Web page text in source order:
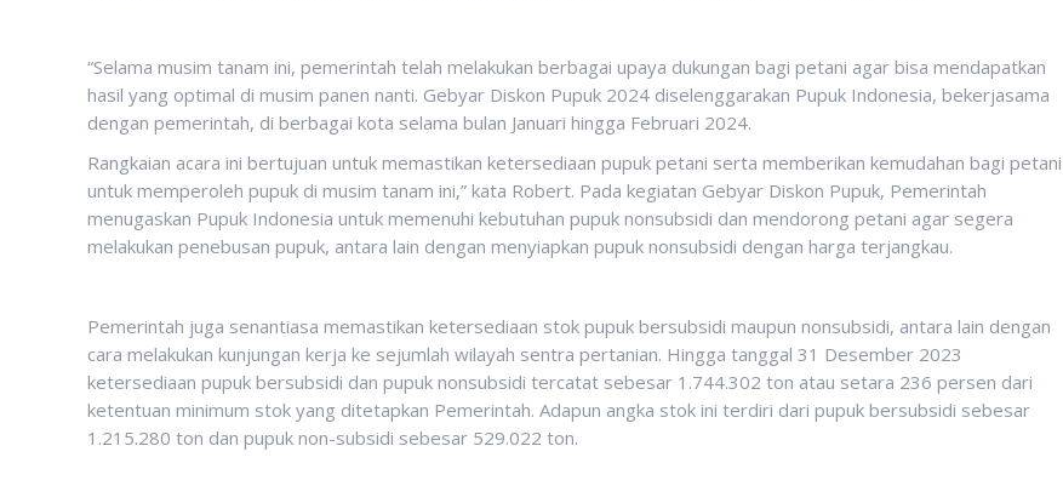
“Selama musim tanam ini, pemerintah telah melakukan berbagai upaya dukungan bagi petani agar bisa mendapatkan
hasil yang optimal di musim panen nanti. Gebyar Diskon Pupuk 2024 diselenggarakan Pupuk Indonesia, bekerjasama
dengan pemerintah, di berbagai kota selama bulan Januari hingga Februari 2024.
Rangkaian acara ini bertujuan untuk memastikan ketersediaan pupuk petani serta memberikan kemudahan bagi petani
untuk memperoleh pupuk di musim tanam ini,” kata Robert. Pada kegiatan Gebyar Diskon Pupuk, Pemerintah
menugaskan Pupuk Indonesia untuk memenuhi kebutuhan pupuk nonsubsidi dan mendorong petani agar segera
melakukan penebusan pupuk, antara lain dengan menyiapkan pupuk nonsubsidi dengan harga terjangkau.
Pemerintah juga senantiasa memastikan ketersediaan stok pupuk bersubsidi maupun nonsubsidi, antara lain dengan
cara melakukan kunjungan kerja ke sejumlah wilayah sentra pertanian. Hingga tanggal 31 Desember 2023
ketersediaan pupuk bersubsidi dan pupuk nonsubsidi tercatat sebesar 1.744.302 ton atau setara 236 persen dari
ketentuan minimum stok yang ditetapkan Pemerintah. Adapun angka stok ini terdiri dari pupuk bersubsidi sebesar
1.215.280 ton dan pupuk non-subsidi sebesar 529.022 ton.